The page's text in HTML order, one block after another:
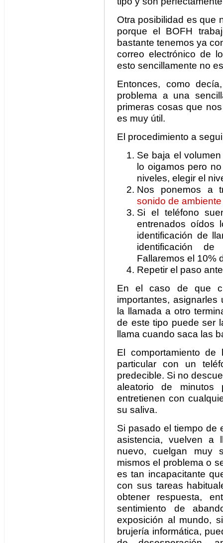
Otra posibilidad es que
porque el BOFH
bastante tenemos ya
correo electrónico de
esto sencillamente no
Entonces, como
problema a una
primeras cosas que
es muy útil.
El procedimiento a
Se baja el
lo oigamos pero
niveles, elegir el
Nos ponemos a
sonido de ambiente
Si el teléfono
entrenados oídos
identificación de
identificación
Fallaremos el 10%
Repetir el paso
En el caso de que
importantes,
la llamada a otro
de este tipo puede ser
llama cuando saca las
El comportamiento
particular con un
predecible. Si no
aleatorio de
entretienen con
su saliva.
Si pasado el tiempo de
asistencia, vuelven a
nuevo, cuelgan muy
mismos el problema o
es tan incapacitante
con sus tareas
obtener respuesta,
sentimiento de
exposición al mundo,
brujería informática,